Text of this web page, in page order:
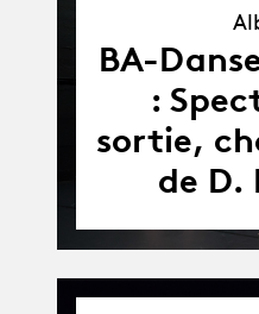
BA-
:
sortie,
de D.